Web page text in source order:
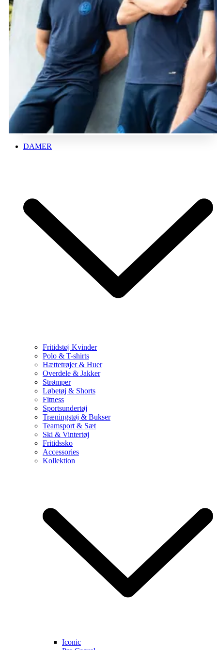
DAMER
Fritidstøj Kvinder
Polo & T-shirts
Hættetrøjer & Huer
Overdele & Jakker
Strømper
Løbetøj & Shorts
Fitness
Sportsundertøj
Træningstøj & Bukser
Teamsport & Sæt
Ski & Vintertøj
Fritidssko
Accessories
Kollektion
Iconic